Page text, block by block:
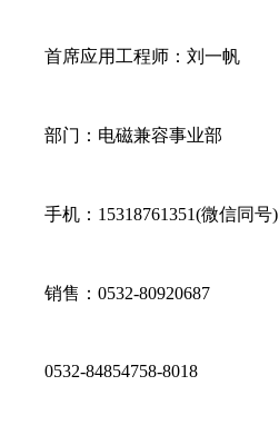
首席应用工程师：刘一帆
部门：电磁兼容事业部
手机：15318761351(微信同号)
销售：0532-80920687
0532-84854758-8018